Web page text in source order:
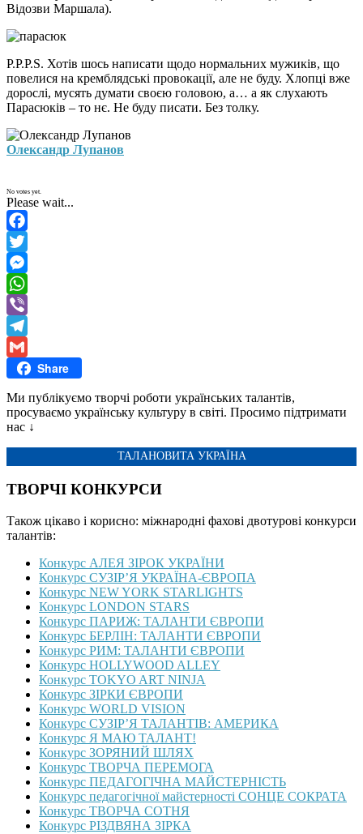
Відозви Маршала).
P.P.P.S. Хотів шось написати щодо нормальних мужиків, що
повелися на кремблядські провокації, але не буду. Хлопці вже
дорослі, мусять думати своєю головою, а… а як слухають
Парасюків – то нє. Не буду писати. Без толку.
Олександр Лупанов
No votes yet.
Please wait...
Facebook
Twitter
Messenger
WhatsApp
Viber
Telegram
GmailShare
Ми публікуємо творчі роботи українських талантів,
просуваємо українську культуру в світі. Просимо підтримати
нас ↓
ТАЛАНОВИТА УКРАЇНА
ТВОРЧІ КОНКУРСИ
Також цікаво і корисно: міжнародні фахові двотурові конкурси
талантів:
Конкурс АЛЕЯ ЗІРОК УКРАЇНИ
Конкурс СУЗІР’Я УКРАЇНА-ЄВРОПА
Конкурс NEW YORK STARLIGHTS
Конкурс LONDON STARS
Конкурс ПАРИЖ: ТАЛАНТИ ЄВРОПИ
Конкурс БЕРЛІН: ТАЛАНТИ ЄВРОПИ
Конкурс РИМ: ТАЛАНТИ ЄВРОПИ
Конкурс HOLLYWOOD ALLEY
Конкурс TOKYO ART NINJA
Конкурс ЗІРКИ ЄВРОПИ
Конкурс WORLD VISION
Конкурс СУЗІР’Я ТАЛАНТІВ: АМЕРИКА
Конкурс Я МАЮ ТАЛАНТ!
Конкурс ЗОРЯНИЙ ШЛЯХ
Конкурс ТВОРЧА ПЕРЕМОГА
Конкурс ПЕДАГОГІЧНА МАЙСТЕРНІСТЬ
Конкурс педагогічної майстерності СОНЦЕ СОКРАТА
Конкурс ТВОРЧА СОТНЯ
Конкурс РІЗДВЯНА ЗІРКА